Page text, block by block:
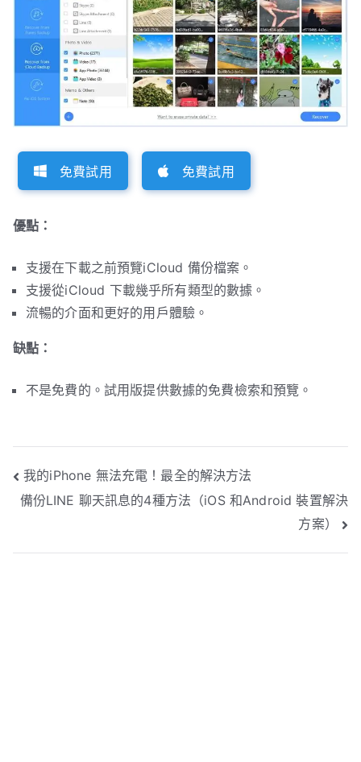
免費試用 免費試用
優點：
支援在下載之前預覽iCloud 備份檔案。
支援從iCloud 下載幾乎所有類型的數據。
流暢的介面和更好的用戶體驗。
缺點：
不是免費的。試用版提供數據的免費檢索和預覽。
文
章
導
我的iPhone 無法充電！最全的解決方法
備份LINE 聊天訊息的4種方法（iOS 和Android 裝置解決
方案）